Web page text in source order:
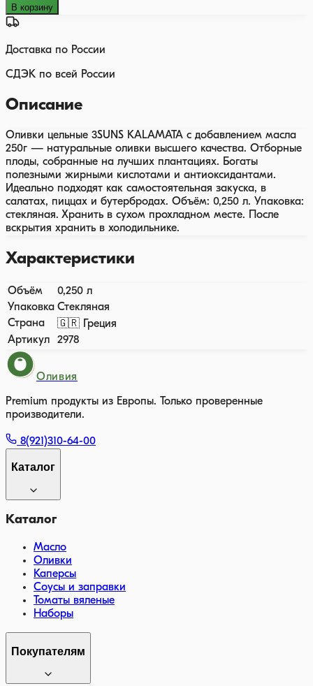
В корзину
Доставка по России
СДЭК по всей России
Описание
Оливки цельные 3SUNS KALAMATA с добавлением масла
250г — натуральные оливки высшего качества. Отборные
плоды, собранные на лучших плантациях. Богаты
полезными жирными кислотами и антиоксидантами.
Идеально подходят как самостоятельная закуска, в
салатах, пиццах и бутербродах. Объём: 0,250 л. Упаковка:
стекляная. Хранить в сухом прохладном месте. После
вскрытия хранить в холодильнике.
Характеристики
Объём
0,250 л
Упаковка Стекляная
Страна
🇬🇷 Греция
Артикул
2978
Оливия
Premium продукты из Европы. Только проверенные
производители.
8(921)310-64-00
Каталог
Каталог
Масло
Оливки
Каперсы
Соусы и заправки
Томаты вяленые
Наборы
Покупателям